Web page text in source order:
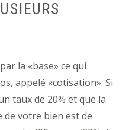
la «base» ce qui
appelé «cotisation». Si
taux de 20% et que la
de votre bien est de